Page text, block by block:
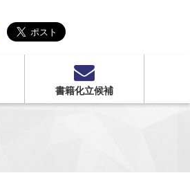
書籍化立候補